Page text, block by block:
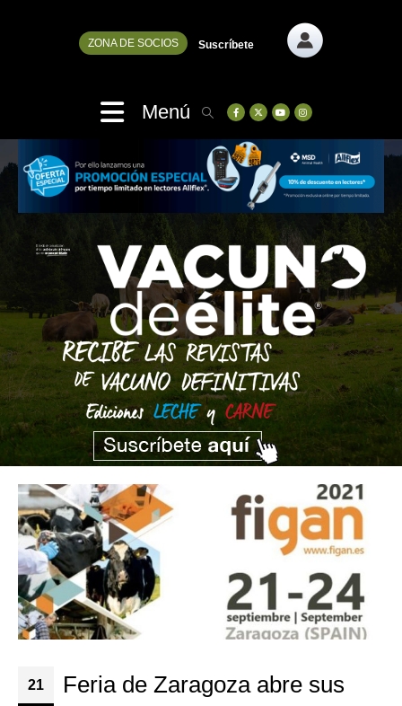
ZONA DE SOCIOS Suscríbete
Menú
21
Feria de Zaragoza abre sus